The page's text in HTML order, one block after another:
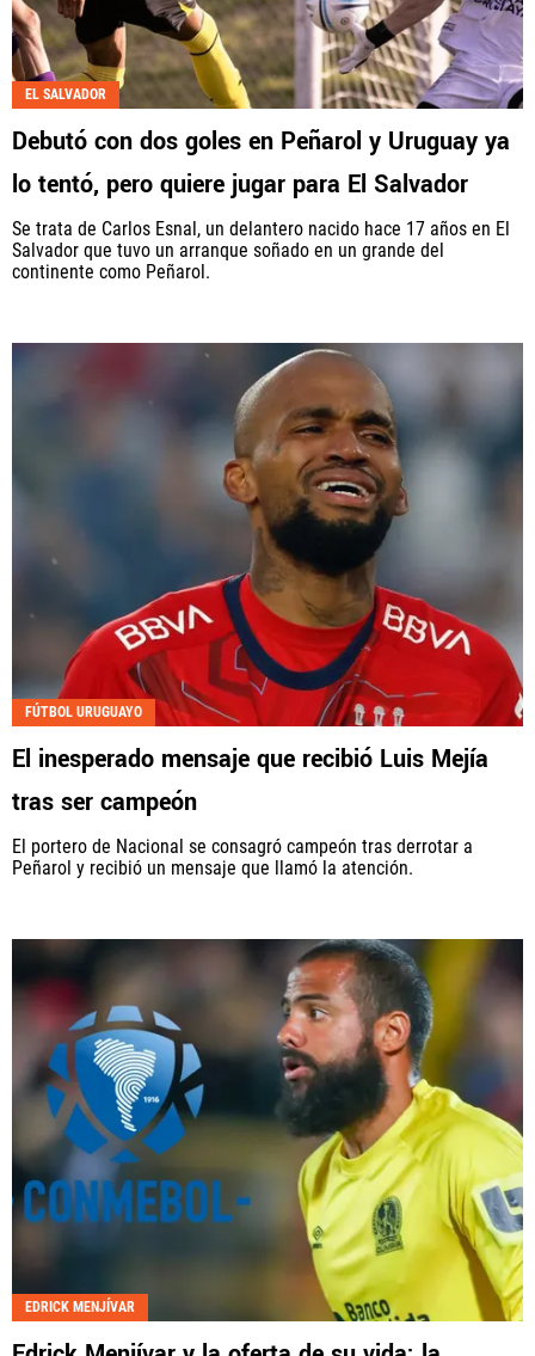
EL SALVADOR
Debutó con dos goles en Peñarol y Uruguay ya
lo tentó, pero quiere jugar para El Salvador
Se trata de Carlos Esnal, un delantero nacido hace 17 años en El
Salvador que tuvo un arranque soñado en un grande del
continente como Peñarol.
FÚTBOL URUGUAYO
El inesperado mensaje que recibió Luis Mejía
tras ser campeón
El portero de Nacional se consagró campeón tras derrotar a
Peñarol y recibió un mensaje que llamó la atención.
EDRICK MENJÍVAR